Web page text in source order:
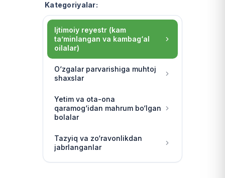
Kategoriyalar:
Ijtimoiy reyestr (kam
ta’minlangan va kambag‘al
oilalar)
O‘zgalar parvarishiga muhtoj
shaxslar
Yetim va ota-ona
qaramog‘idan mahrum bo‘lgan
bolalar
Tazyiq va zo‘ravonlikdan
jabrlanganlar